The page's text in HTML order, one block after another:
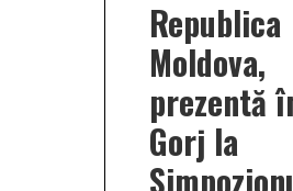
Republica
Moldova,
prezentă
Gorj la